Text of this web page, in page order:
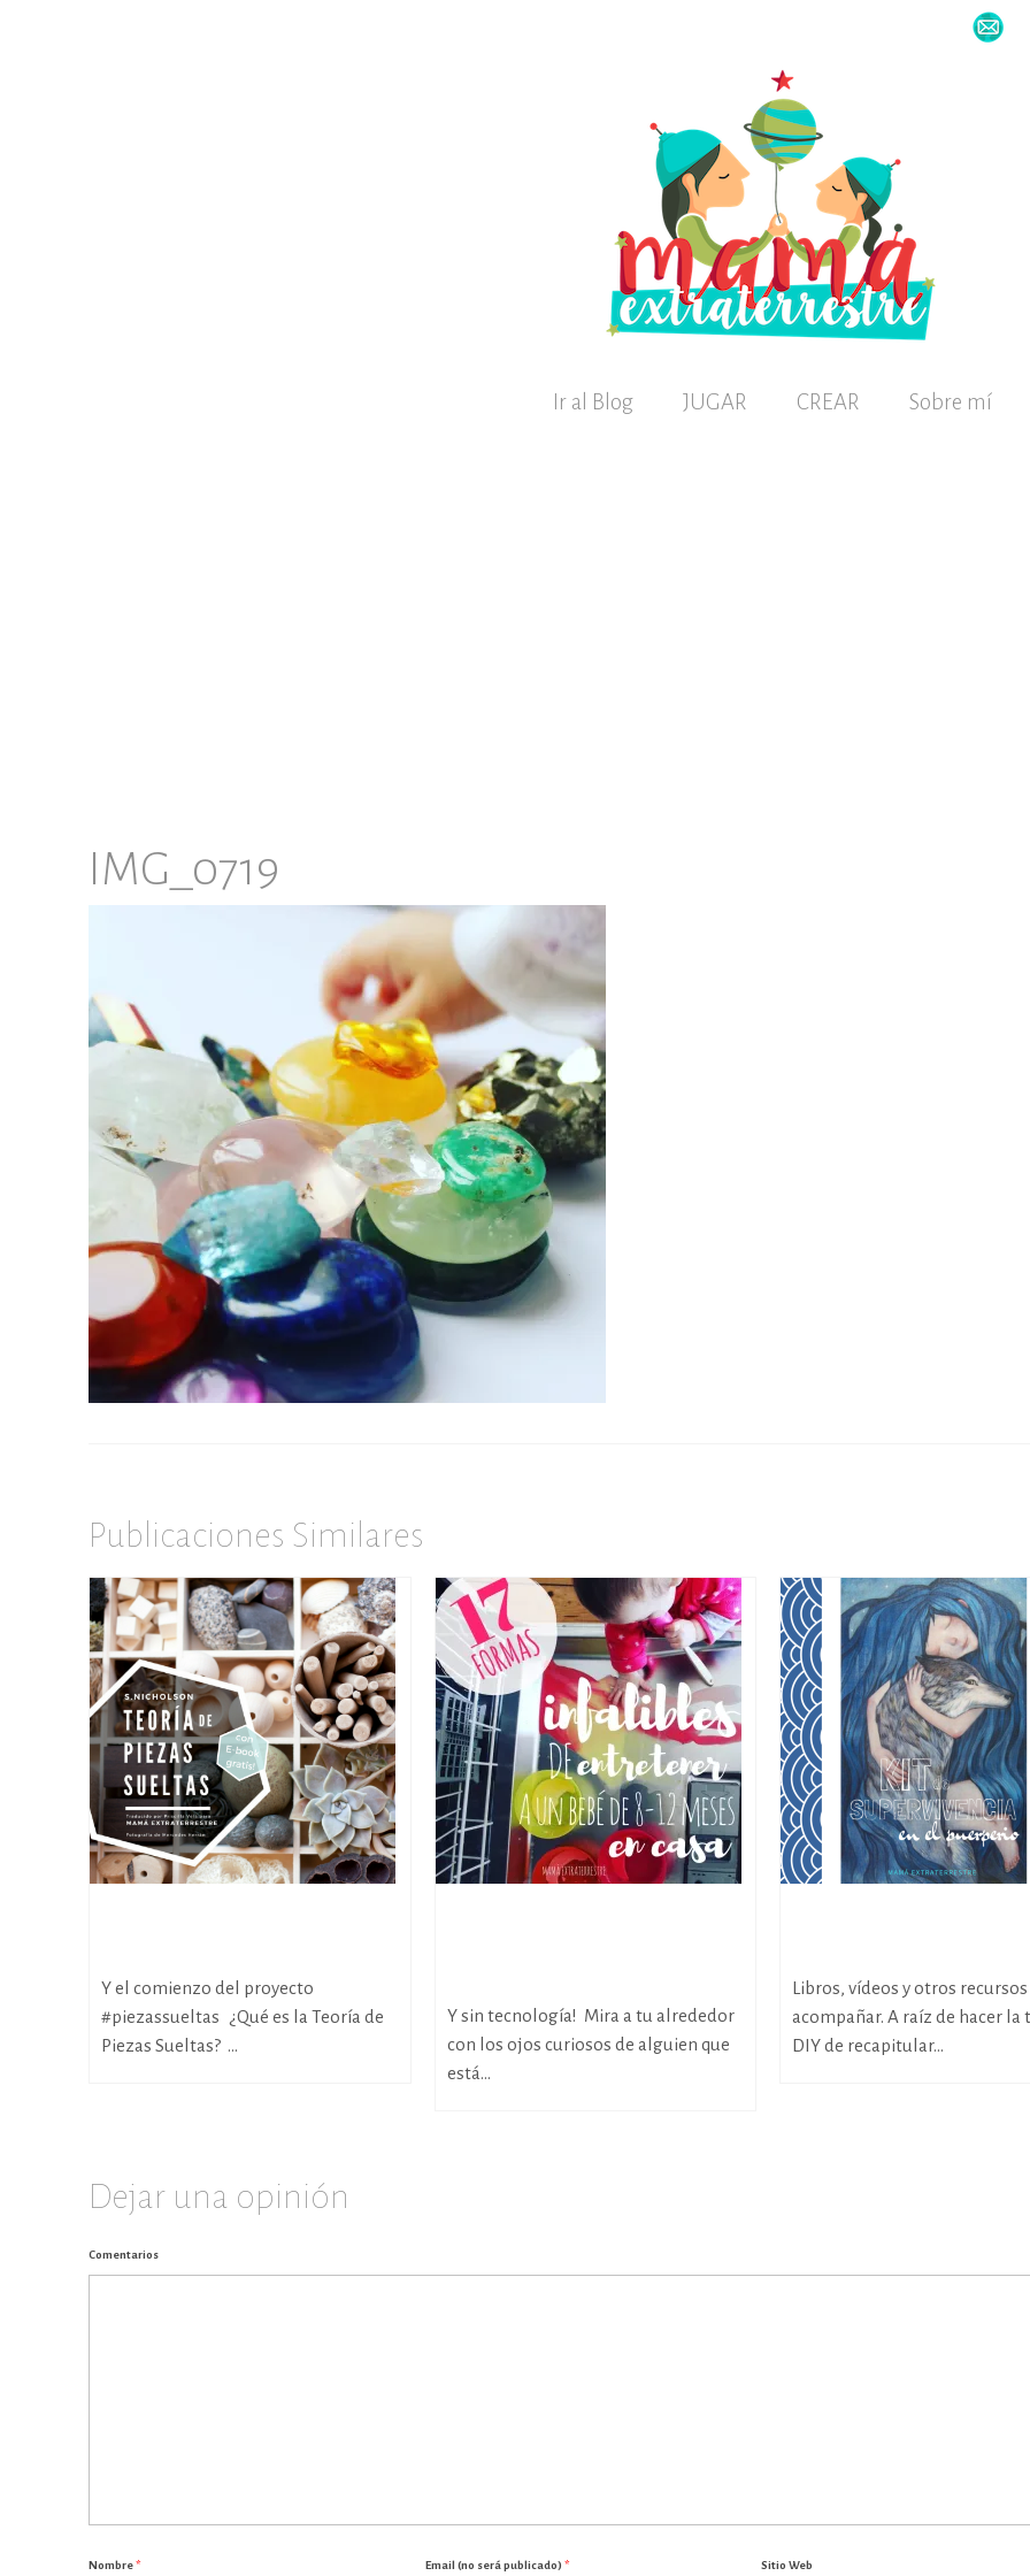
Ir al Blog JUGAR CREAR Sobre mí
IMG_0719
Publicaciones Similares
Y el comienzo del proyecto
#piezassueltas ¿Qué es la Teoría de
Piezas Sueltas? ...
Y sin tecnología! Mira a tu alrededor
con los ojos curiosos de alguien que
está...
Libros, vídeos y otros recursos
acompañar. A raíz de hacer la
DIY de recapitular...
Dejar una opinión
Comentarios
Nombre* Email (no será publicado) * Sitio Web